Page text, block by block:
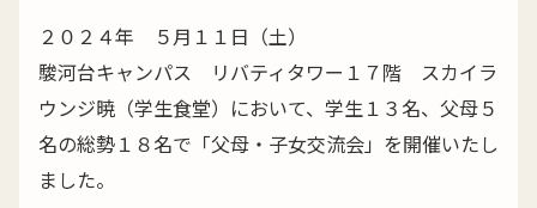
２０２４年 ５月１１日（土）
駿河台キャンパス リバティタワー１７階 スカイラ
ウンジ暁（学生食堂）において、学生１３名、父母５
名の総勢１８名で「父母・子女交流会」を開催いたし
ました。